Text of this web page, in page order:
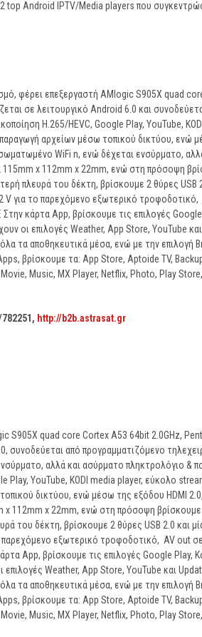
top Android IPTV/Media players που
φέρει επεξεργαστή AMlogic S905Χ quad
σε λειτουργικό Android 6.0 και
H.265/HEVC, Google Play, YouTube,
αρχείων μέσω τοπικού δικτύου, ενώ
WiFi n, ενώ δέχεται ενσύρματο,
115mm x 112mm x 22mm, ενώ στη πρόσοψη
πλευρά του δέκτη, βρίσκουμε 2 θύρες
V για το παρεχόμενο εξωτερικό
κάρτα App, βρίσκουμε τις επιλογές
οι επιλογές Weather, App Store, YouTube
τα αποθηκευτικά μέσα, ενώ με την επιλογή
βρίσκουμε τα: App Store, Aptoide TV,
Music, MX Player, Netflix, Photo, Play
http://b2b.astrasat.gr
S905Χ quad core Cortex A53 64bit 2.0GHz,
συνοδεύεται από προγραμματιζόμενο
αλλά και ασύρματο πληκτρολόγιο &
Play, YouTube, KODI media player, εύκολο
δικτύου, ενώ μέσω της εξόδου HDMI
x 112mm x 22mm, ενώ στη πρόσοψη
του δέκτη, βρίσκουμε 2 θύρες USB 2.0
εξωτερικό τροφοδοτικό, AV out
App, βρίσκουμε τις επιλογές Google Play,
Weather, App Store, YouTube και
τα αποθηκευτικά μέσα, ενώ με την επιλογή
βρίσκουμε τα: App Store, Aptoide TV,
Music, MX Player, Netflix, Photo, Play